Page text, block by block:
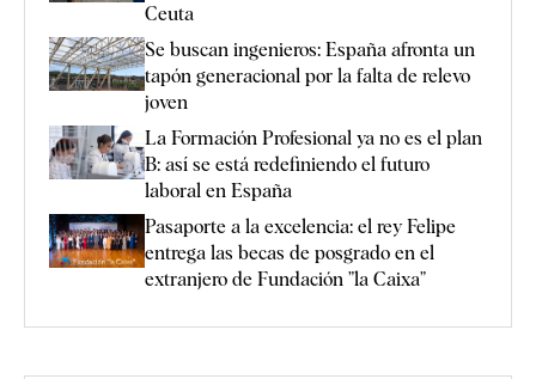
Ceuta
Se buscan ingenieros: España afronta un
tapón generacional por la falta de relevo
joven
La Formación Profesional ya no es el plan
B: así se está redefiniendo el futuro
laboral en España
Pasaporte a la excelencia: el rey Felipe
entrega las becas de posgrado en el
extranjero de Fundación ”la Caixa”